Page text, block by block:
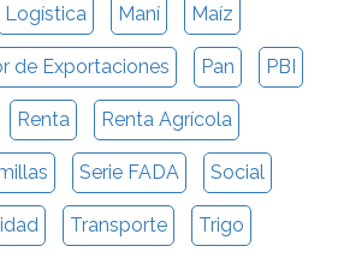
Logística Maní Maíz
de Exportaciones Pan PBI
Renta Renta Agrícola
Serie FADA Social
Transporte Trigo